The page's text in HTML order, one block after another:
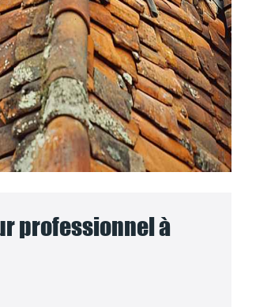
professionnel à